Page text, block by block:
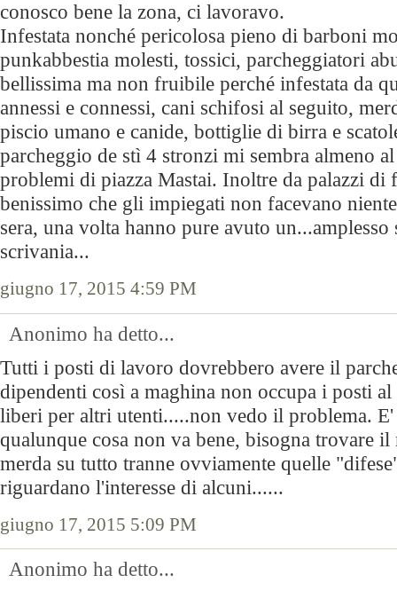
conosco bene la zona, ci lavoravo.
Infestata nonché pericolosa pieno di barboni
punkabbestia molesti, tossici, parcheggiatori
bellissima ma non fruibile perché infestata da
annessi e connessi, cani schifosi al seguito,
piscio umano e canide, bottiglie di birra e
parcheggio de stì 4 stronzi mi sembra almeno
problemi di piazza Mastai. Inoltre da palazzi di
benissimo che gli impiegati non facevano
sera, una volta hanno pure avuto un...amplesso
scrivania...
giugno 17, 2015 4:59 PM
Anonimo ha detto...
Tutti i posti di lavoro dovrebbero avere il
dipendenti così a maghina non occupa i posti
liberi per altri utenti.....non vedo il problema.
qualunque cosa non va bene, bisogna trovare il
merda su tutto tranne ovviamente quelle
riguardano l'interesse di alcuni......
giugno 17, 2015 5:09 PM
Anonimo ha detto...